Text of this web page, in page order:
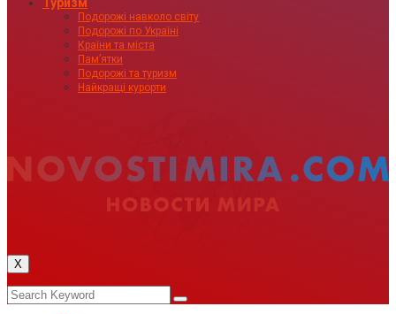
Подорожі навколо світу
Подорожі по Україні
Країни та міста
Пам’ятки
Подорожі та туризм
Найкращі курорти
X